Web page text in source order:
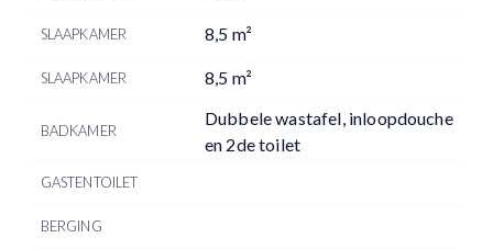
SLAAPKAMER 8,5 m²
SLAAPKAMER 8,5 m²
BADKAMER
Dubbele wastafel, inloopdouche
en 2de toilet
GASTENTOILET
BERGING